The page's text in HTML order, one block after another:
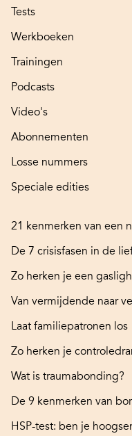
Tests
Werkboeken
Trainingen
Podcasts
Video's
Abonnementen
Losse nummers
Speciale edities
21 kenmerken van een
De 7 crisisfasen in de
Zo herken je een
Van vermijdende naar
Laat familiepatronen los
Zo herken je
Wat is traumabonding?
De 9 kenmerken van
HSP-test: ben je